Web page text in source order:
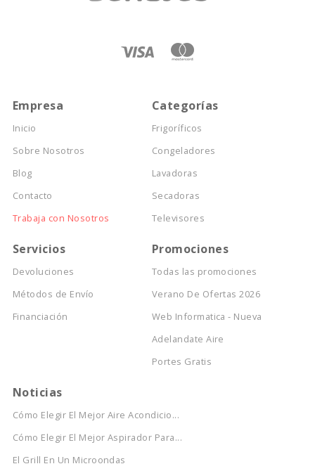
Empresa
Inicio
Sobre Nosotros
Blog
Contacto
Trabaja con Nosotros
Categorías
Frigoríficos
Congeladores
Lavadoras
Secadoras
Televisores
Servicios
Devoluciones
Métodos de Envío
Financiación
Promociones
Todas las promociones
Verano De Ofertas 2026
Web Informatica - Nueva
Adelandate Aire
Portes Gratis
Noticias
Cómo Elegir El Mejor Aire Acondicio...
Cómo Elegir El Mejor Aspirador Para...
El Grill En Un Microondas